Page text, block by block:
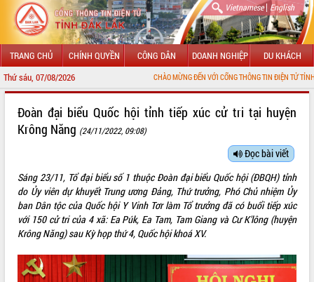
Vietnamese| English
TRANG CHỦ CHÍNH QUYỀN CÔNG DÂN DOANH NGHIỆP DU KHÁCH
Thứ sáu, 07/08/2026 CHÀO MỪNG ĐẾN VỚI CỔNG THÔNG TIN ĐIỆN TỬ TỈNH ĐẮK LẮK
LÃNH ĐẠO UBND TỈNH
SỞ, BAN, NGÀNH
UBND CÁC XÃ, PHƯỜNG
HỆ THỐNG VĂN BẢN
Đoàn đại biểu Quốc hội tỉnh tiếp xúc cử tri tại huyện
Krông Năng (24/11/2022, 09:08)
Đọc bài viết
Sáng 23/11, Tổ đại biểu số 1 thuộc Đoàn đại biểu Quốc hội (ĐBQH) tỉnh
do Ủy viên dự khuyết Trung ương Đảng, Thứ trưởng, Phó Chủ nhiệm Ủy
ban Dân tộc của Quốc hội Y Vinh Tơr làm Tổ trưởng đã có buổi tiếp xúc
với 150 cử tri của 4 xã: Ea Púk, Ea Tam, Tam Giang và Cư K'lông (huyện
Krông Năng) sau Kỳ họp thứ 4, Quốc hội khoá XV.